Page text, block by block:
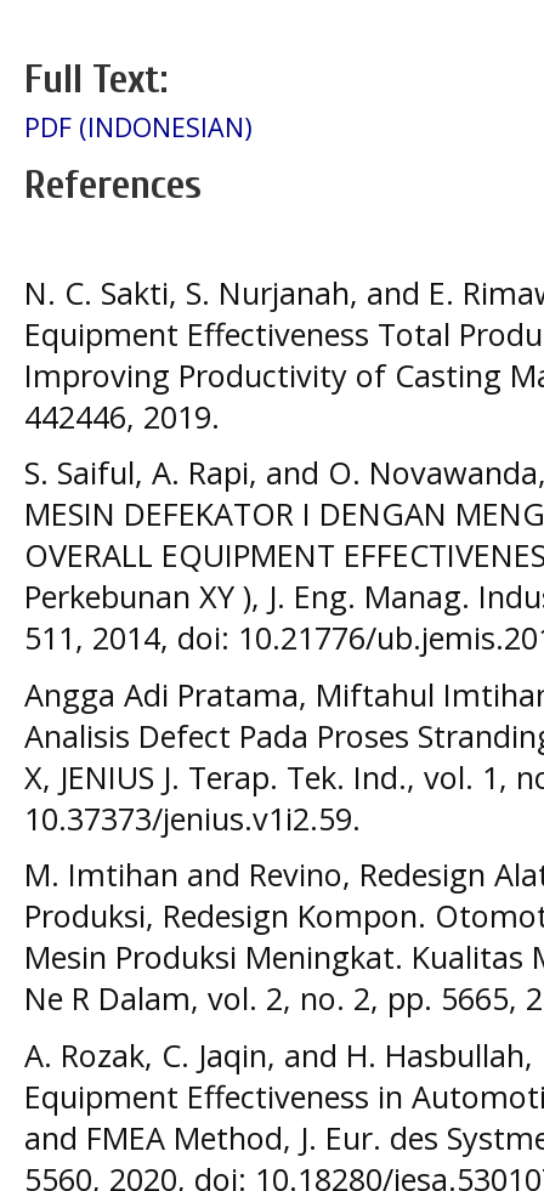
Full Text:
PDF (INDONESIAN)
References
N. C. Sakti, S. Nurjanah, and E.
Equipment Effectiveness Total
Improving Productivity of Casting
442446, 2019.
S. Saiful, A. Rapi, and O.
MESIN DEFEKATOR I DENGAN
OVERALL EQUIPMENT
Perkebunan XY ), J. Eng. Manag.
511, 2014, doi: 10.21776/
Angga Adi Pratama, Miftahul
Analisis Defect Pada Proses
X, JENIUS J. Terap. Tek. Ind., vol. 1,
10.37373/jenius.v1i2.59.
M. Imtihan and Revino, Redesign
Produksi, Redesign Kompon.
Mesin Produksi Meningkat. Kualitas
Ne R Dalam, vol. 2, no. 2, pp. 5665,
A. Rozak, C. Jaqin, and H.
Equipment Effectiveness in
and FMEA Method, J. Eur. des
5560, 2020, doi: 10.18280/